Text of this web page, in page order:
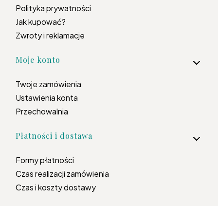
Polityka prywatności
Jak kupować?
Zwroty i reklamacje
Moje konto
Twoje zamówienia
Ustawienia konta
Przechowalnia
Płatności i dostawa
Formy płatności
Czas realizacji zamówienia
Czas i koszty dostawy